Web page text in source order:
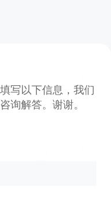
写以下信息，我们
询解答。谢谢。